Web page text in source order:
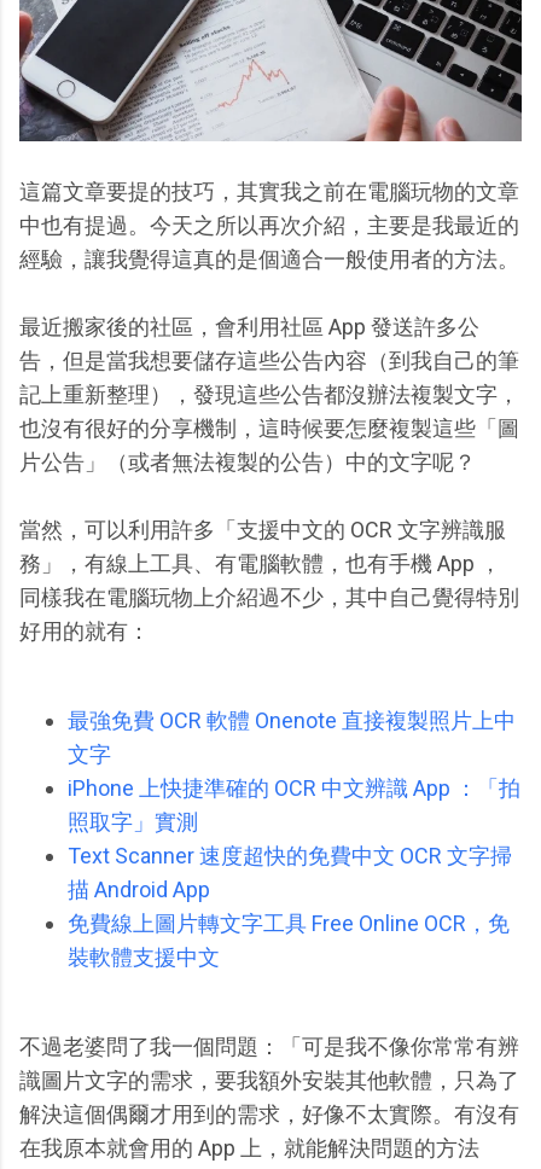
這篇文章要提的技巧，其實我之前在電腦玩物的文章
中也有提過。今天之所以再次介紹，主要是我最近的
經驗，讓我覺得這真的是個適合一般使用者的方法。
最近搬家後的社區，會利用社區 App 發送許多公
告，但是當我想要儲存這些公告內容（到我自己的筆
記上重新整理），發現這些公告都沒辦法複製文字，
也沒有很好的分享機制，這時候要怎麼複製這些「圖
片公告」（或者無法複製的公告）中的文字呢？
當然，可以利用許多「支援中文的 OCR 文字辨識服
務」，有線上工具、有電腦軟體，也有手機 App ，
同樣我在電腦玩物上介紹過不少，其中自己覺得特別
好用的就有：
最強免費 OCR 軟體 Onenote 直接複製照片上中
文字
iPhone 上快捷準確的 OCR 中文辨識 App ：「拍
照取字」實測
Text Scanner 速度超快的免費中文 OCR 文字掃
描 Android App
免費線上圖片轉文字工具 Free Online OCR，免
裝軟體支援中文
不過老婆問了我一個問題：「可是我不像你常常有辨
識圖片文字的需求，要我額外安裝其他軟體，只為了
解決這個偶爾才用到的需求，好像不太實際。有沒有
在我原本就會用的 App 上，就能解決問題的方法